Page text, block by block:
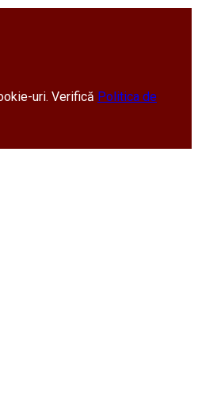
uri. Verifică Politica de